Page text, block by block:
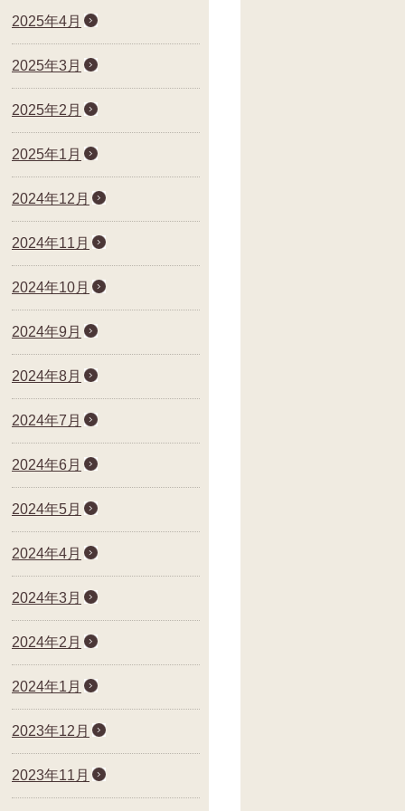
2025年4月
2025年3月
2025年2月
2025年1月
2024年12月
2024年11月
2024年10月
2024年9月
2024年8月
2024年7月
2024年6月
2024年5月
2024年4月
2024年3月
2024年2月
2024年1月
2023年12月
2023年11月